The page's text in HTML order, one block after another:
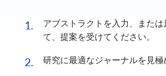
1.
アブストラクトを入力、また
て、提案を受けてください。
2. 研究に最適なジャーナルを見極